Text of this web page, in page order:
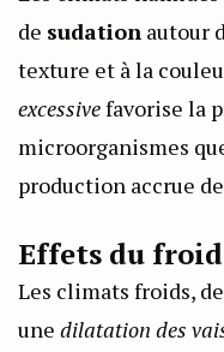
de sudation autour
texture et à la
excessivefavorise la
microorganismes
production accrue
Effets du froid
Les climats froids,
une dilatation des